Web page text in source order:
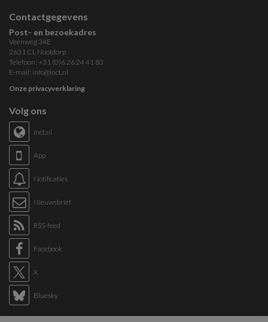
Contactgegevens
Post- en bezoekadres
Veenweg 34E
2631 CL Nootdorp
Telefoon: +31 (0)6 26 24 41 83
E-mail: info@inct.nl
Onze privacyverklaring
Volg ons
inct.nl
App
Notificaties
Nieuwsbrief
RSS-feed
Facebook
X
Bluesky